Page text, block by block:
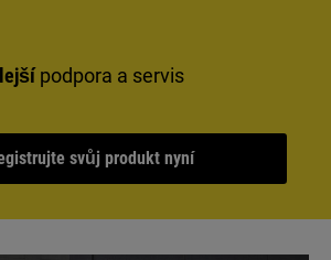
podpora a servis
svůj produkt nyní